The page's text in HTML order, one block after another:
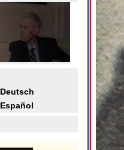
Deutsch
Español